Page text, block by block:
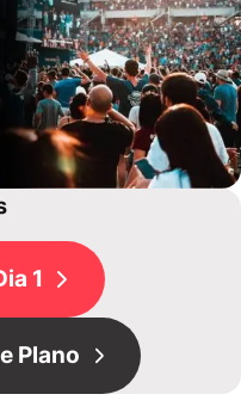
1
Plano